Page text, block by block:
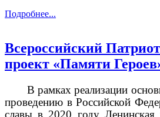
Подробнее...
Всероссийский
проект «Памяти
В рамках реализации
проведению в Российской
славы в 2020 году Ленинская